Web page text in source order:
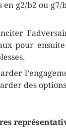
en g2/b2 ou g7/
pour
des